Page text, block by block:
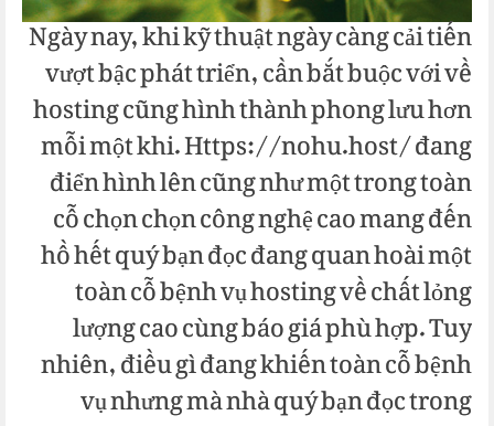
Ngày nay, khi kỹ thuật ngày càng cải tiến
vượt bậc phát triển, cần bắt buộc với về
hosting cũng hình thành phong lưu hơn
mỗi một khi. Https://nohu.host/ đang
điển hình lên cũng như một trong toàn
cỗ chọn chọn công nghệ cao mang đến
hồ hết quý bạn đọc đang quan hoài một
toàn cỗ bệnh vụ hosting về chất lỏng
lượng cao cùng báo giá phù hợp. Tuy
nhiên, điều gì đang khiến toàn cỗ bệnh
vụ nhưng mà nhà quý bạn đọc trong